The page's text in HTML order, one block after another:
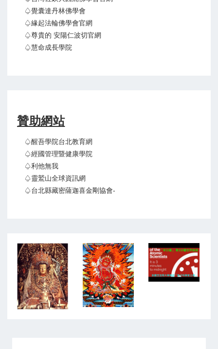
♤覺囊達丹林佛學會
♤緣起法輪佛學會官網
♤尊貴的 安陽仁波切官網
♤慧命成長學院
贊助網站
♤醒吾學院台北教育網
♤經國管理暨健康學院
♤利他無我
♤靈鷲山全球資訊網
♤台北縣藏密薩迦喜金剛協會-